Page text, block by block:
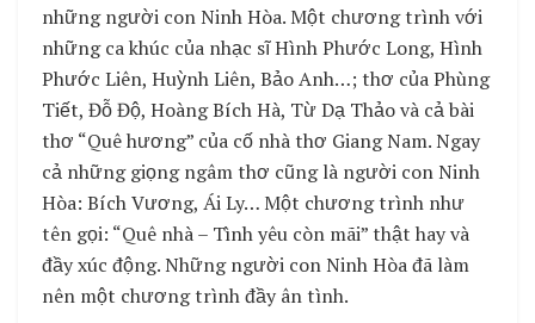
những người con Ninh Hòa. Một chương trình với
những ca khúc của nhạc sĩ Hình Phước Long, Hình
Phước Liên, Huỳnh Liên, Bảo Anh…; thơ của Phùng
Tiết, Đỗ Độ, Hoàng Bích Hà, Từ Dạ Thảo và cả bài
thơ “Quê hương” của cố nhà thơ Giang Nam. Ngay
cả những giọng ngâm thơ cũng là người con Ninh
Hòa: Bích Vương, Ái Ly… Một chương trình như
tên gọi: “Quê nhà – Tình yêu còn mãi” thật hay và
đầy xúc động. Những người con Ninh Hòa đã làm
nên một chương trình đầy ân tình.